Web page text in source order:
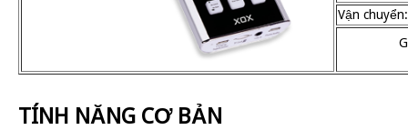
Vận
TÍNH NĂNG CƠ BẢN